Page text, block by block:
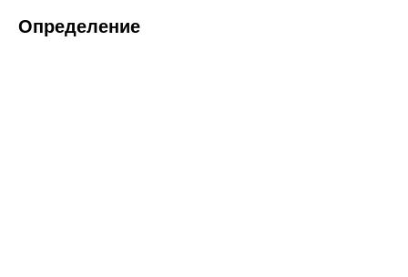
Определение